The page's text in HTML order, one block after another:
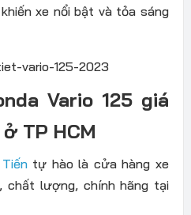
xe nổi bật và tỏa sáng
Vario 125 giá
TP HCM
tự hào là cửa hàng xe
chất lượng, chính hãng tại